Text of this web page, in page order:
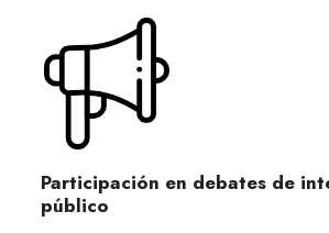
Participación en debates de
público